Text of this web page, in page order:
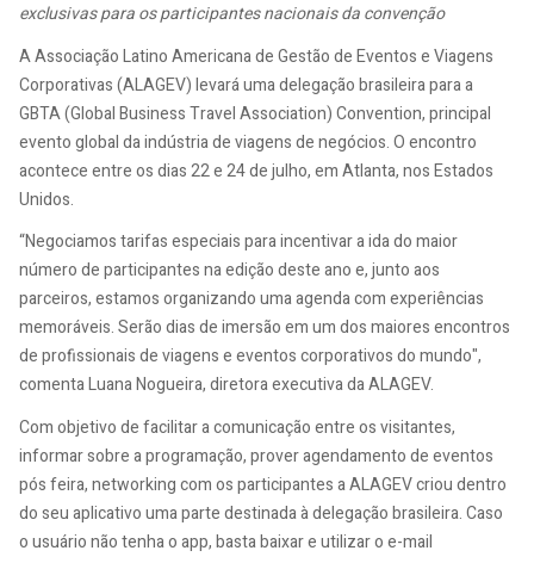
exclusivas para os participantes nacionais da convenção
A Associação Latino Americana de Gestão de Eventos e Viagens
Corporativas (ALAGEV) levará uma delegação brasileira para a
GBTA (Global Business Travel Association) Convention, principal
evento global da indústria de viagens de negócios. O encontro
acontece entre os dias 22 e 24 de julho, em Atlanta, nos Estados
Unidos.
“Negociamos tarifas especiais para incentivar a ida do maior
número de participantes na edição deste ano e, junto aos
parceiros, estamos organizando uma agenda com experiências
memoráveis. Serão dias de imersão em um dos maiores encontros
de profissionais de viagens e eventos corporativos do mundo",
comenta Luana Nogueira, diretora executiva da ALAGEV.
Com objetivo de facilitar a comunicação entre os visitantes,
informar sobre a programação, prover agendamento de eventos
pós feira, networking com os participantes a ALAGEV criou dentro
do seu aplicativo uma parte destinada à delegação brasileira. Caso
o usuário não tenha o app, basta baixar e utilizar o e-mail